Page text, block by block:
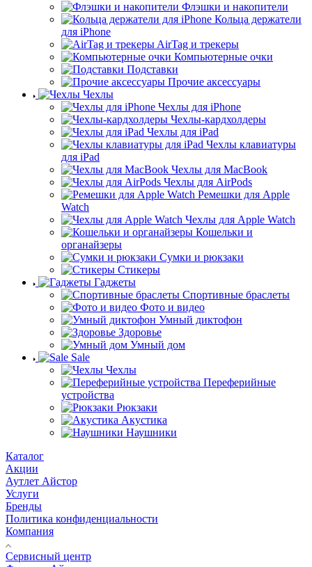
Флэшки и накопители
Кольца держатели
для iPhone
AirTag и трекеры
Компьютерные очки
Подставки
Прочие аксессуары
Чехлы
Чехлы для iPhone
Чехлы-кардхолдеры
Чехлы для iPad
Чехлы клавиатуры
для iPad
Чехлы для MacBook
Чехлы для AirPods
Ремешки для Apple
Watch
Чехлы для Apple Watch
Кошельки и
органайзеры
Сумки и рюкзаки
Стикеры
Гаджеты
Спортивные браслеты
Фото и видео
Умный диктофон
Здоровье
Умный дом
Sale
Чехлы
Переферийные
устройства
Рюкзаки
Акустика
Наушники
Каталог
Акции
Аутлет Айстор
Услуги
Бренды
Политика конфиденциальности
Компания
Сервисный центр